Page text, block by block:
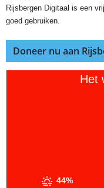
Rijsbergen Digitaal is een
goed gebruiken.
Doneer nu aan
Het
44%